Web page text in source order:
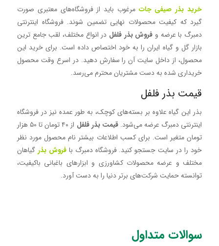
خرید بذر صیفی جات مرغوب باید از فروشگاه‌های معتبری صورت
گیرد که کیفیت محصولات نهایی تضمین شوند. فروشگاه اینترنتی
دمبرگ با عرضه و فروش بذر فلفل در انواع مختلف، لقب جامع ترین
بازار گل و گیاه ایران را به خود اختصاص داده است. برای خرید این
محصول، از داخل سایت آن را سفارش دهید. در اسرع وقت محصول
خریداری شده به دست مشتریان محترم می‌رسد.
قیمت بذر فلفل
بذر این گیاه علاوه بر بسته‌های کوچک، به طور عمده نیز در فروشگاه
اینترنتی دمبرگ عرضه می‌شود. قیمت بذر فلفل
از ۴۰ تومان تا ۵۰ هزار
تومان متغیر است. برای کسب اطلاعات بیشتر نام محصول مورد نظر
خود را در سایت جستجو کنید. فروشگاه دمبرگ بافروش بذر گیاهان
مختلف و عرضه محصولات کشاورزی و ابزارهای باغبانی باکیفیت،
توانسته حمایت شرکت‌های برتر دنیا را به دست آورد.
سوالات متداول